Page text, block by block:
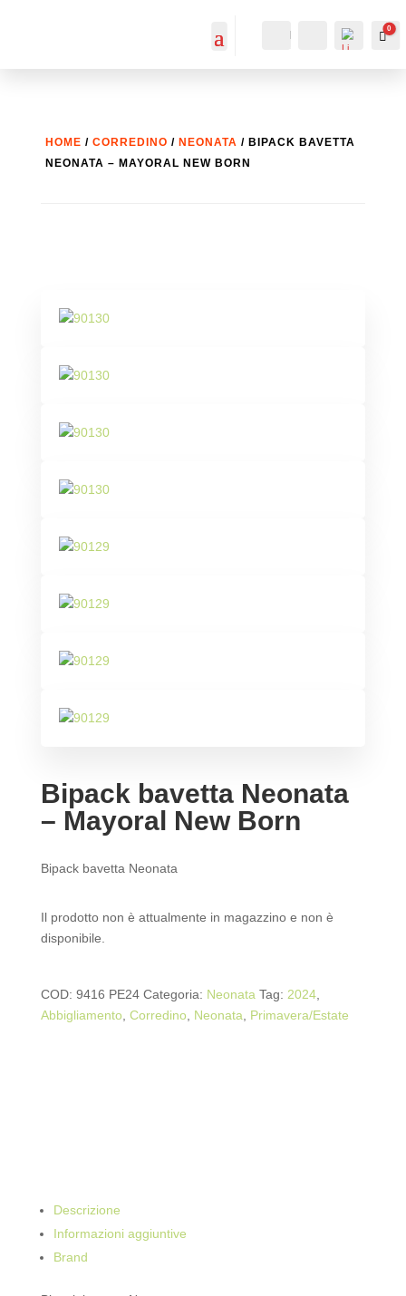
IL MIO
ACCOUNT
ACCOUNT
Cerca...
0
HOME / CORREDINO / NEONATA / BIPACK BAVETTA
NEONATA – MAYORAL NEW BORN
Bipack bavetta Neonata
– Mayoral New Born
Bipack bavetta Neonata
Il prodotto non è attualmente in magazzino e non è
disponibile.
COD: 9416 PE24 Categoria: Neonata Tag: 2024,
Abbigliamento Corredino Neonata Primavera/Estate
Descrizione
Informazioni aggiuntive
Brand